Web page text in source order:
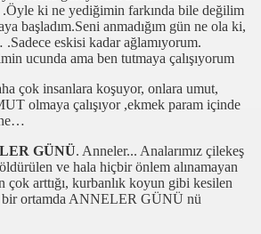
ki ne yediğimin farkında bile değilim
başladım.Seni anmadığım gün ne ola ki,
eskisi kadar ağlamıyorum.
ucunda ama ben tutmaya çalışıyorum
çok insanlara koşuyor, onlara umut,
olmaya çalışıyor ,ekmek param içinde
GÜNÜ. Anneler... Analarımız çilekeş
ve hala hiçbir önlem alınamayan
çok arttığı, kurbanlık koyun gibi kesilen
bir ortamda ANNELER GÜNÜ nü